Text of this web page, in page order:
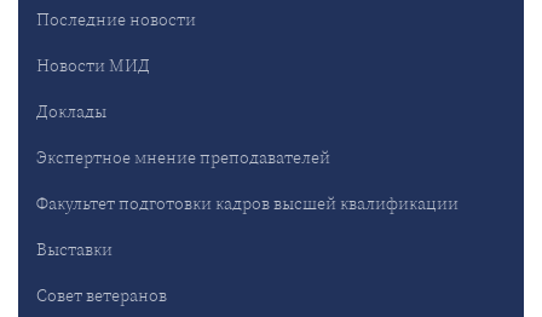
Последние новости
Новости МИД
Доклады
Экспертное мнение преподавателей
Факультет подготовки кадров высшей квалификации
Выставки
Совет ветеранов